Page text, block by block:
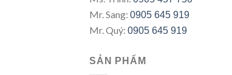
Mr. Sang: 0905 645 919
Mr. Quý: 0905 645 919
SẢN PHẨM